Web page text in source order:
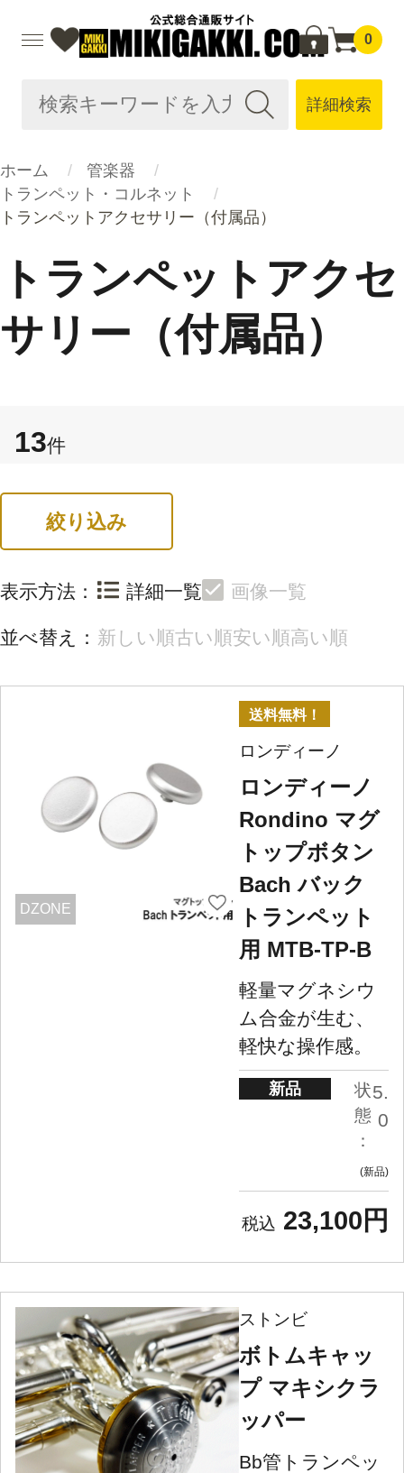
0
詳細検索
ホーム
管楽器
トランペット・コルネット
トランペットアクセサリー（付属品）
トランペットアクセ
サリー（付属品）
13件
絞り込み
表示方法： 詳細一覧 画像一覧
並べ替え： 新しい順古い順安い順高い順
DZONE
送料無料！
ロンディーノ
ロンディーノ
Rondino マグ
トップボタン
Bach バック
トランペット
用 MTB-TP-B
軽量マグネシウ
ム合金が生む、
軽快な操作感。
新品
状
態
：
5.
0
新品
23,100円
ストンビ
ボトムキャッ
プ マキシクラ
ッパー
Bb管トランペッ